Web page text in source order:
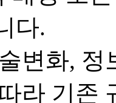
다.
변화,
라 기존